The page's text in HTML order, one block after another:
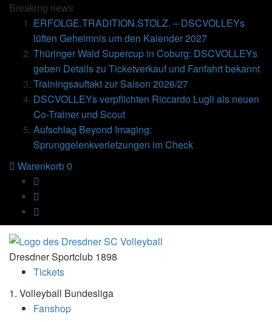
Breaking news
ERFOLGE.TRADITION.STOLZ. – DSCVOLLEYs
lüften Geheimnis um den Kalender 2027
Thüringer Wald Supercup in Coburg: DSCVOLLEYs
geben Details zu Ticketverkauf und Fanfahrt bekannt
Trainingsauftakt zur Saison 2026/27
DSCVOLLEYs verpflichten Riccardo Lugli als neuen
Co-Trainer und Scout
Aufschlag Beyond Imaging:
Sprunggelenkverletzungen im Check
Warenkorb0
Dresdner Sportclub 1898
Tickets
1. Volleyball Bundesliga
Fanshop